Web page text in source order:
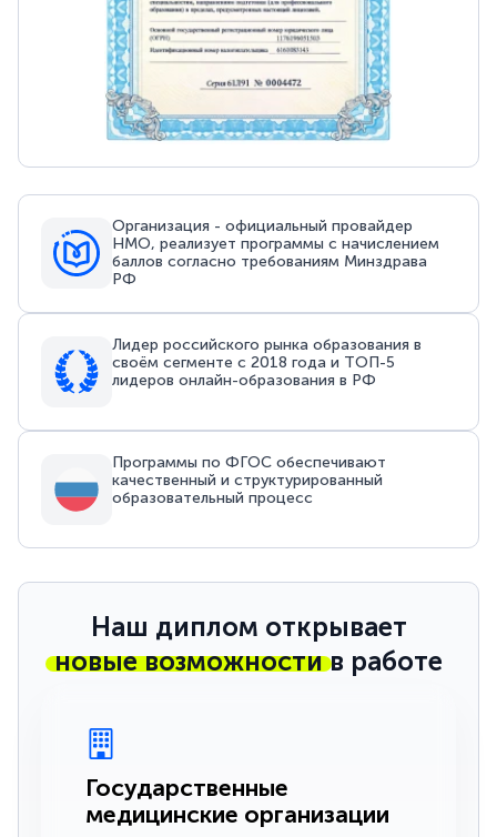
Организация - официальный провайдер
НМО, реализует программы с начислением
баллов согласно требованиям Минздрава
РФ
Лидер российского рынка образования в
своём сегменте с 2018 года и ТОП-5
лидеров онлайн-образования в РФ
Программы по ФГОС обеспечивают
качественный и структурированный
образовательный процесс
Наш диплом открывает
новые возможностив работе
Государственные
медицинские организации